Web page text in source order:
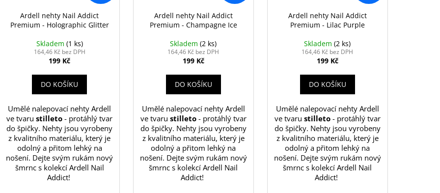
Ardell nehty Nail Addict
Premium - Holographic Glitter
Skladem (1 ks)
164,46 Kč bez DPH
199 Kč
DO KOŠÍKU
Umělé nalepovací nehty Ardell
ve tvarustilleto - protáhlý tvar
do špičky. Nehty jsou vyrobeny
z kvalitního materiálu, který je
odolný a přitom lehký na
nošení. Dejte svým rukám nový
šmrnc s kolekcí Ardell Nail
Addict!
Ardell nehty Nail Addict
Premium - Champagne Ice
Skladem(2 ks)
164,46 Kč bez DPH
199 Kč
DO KOŠÍKU
Umělé nalepovací nehty Ardell
ve tvaru stilleto- protáhlý tvar
do špičky. Nehty jsou vyrobeny
z kvalitního materiálu, který je
odolný a přitom lehký na
nošení. Dejte svým rukám nový
šmrnc s kolekcí Ardell Nail
Addict!
Ardell nehty Nail Addict
Premium - Lilac Purple
Skladem(2 ks)
164,46 Kč bez DPH
199 Kč
DO KOŠÍKU
Umělé nalepovací nehty Ardell
ve tvaru stilleto- protáhlý tvar
do špičky. Nehty jsou vyrobeny
z kvalitního materiálu, který je
odolný a přitom lehký na
nošení. Dejte svým rukám nový
šmrnc s kolekcí Ardell Nail
Addict!